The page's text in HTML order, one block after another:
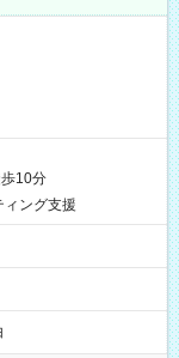
10分
ング支援